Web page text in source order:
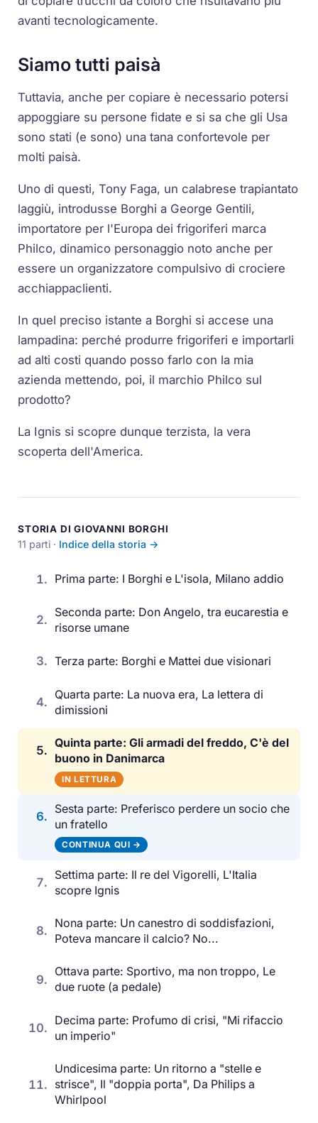
avanti tecnologicamente.
Siamo tutti paisà
Tuttavia, anche per copiare è necessario potersi
appoggiare su persone fidate e si sa che gli Usa
sono stati (e sono) una tana confortevole per
molti paisà.
Uno di questi, Tony Faga, un calabrese trapiantato
laggiù, introdusse Borghi a George Gentili,
importatore per l'Europa dei frigoriferi marca
Philco, dinamico personaggio noto anche per
essere un organizzatore compulsivo di crociere
acchiappaclienti.
In quel preciso istante a Borghi si accese una
lampadina: perché produrre frigoriferi e importarli
ad alti costi quando posso farlo con la mia
azienda mettendo, poi, il marchio Philco sul
prodotto?
La Ignis si scopre dunque terzista, la vera
scoperta dell'America.
STORIA DI GIOVANNI BORGHI
11 parti · Indice della storia →
1. Prima parte: I Borghi e L'isola, Milano addio
2.
Seconda parte: Don Angelo, tra eucarestia e
risorse umane
3. Terza parte: Borghi e Mattei due visionari
4.
Quarta parte: La nuova era, La lettera di
dimissioni
5.
Quinta parte: Gli armadi del freddo, C'è del
buono in Danimarca
IN LETTURA
6.
Sesta parte: Preferisco perdere un socio che
un fratello
CONTINUA QUI →
7.
Settima parte: Il re del Vigorelli, L'Italia
scopre Ignis
8.
Nona parte: Un canestro di soddisfazioni,
Poteva mancare il calcio? No...
9.
Ottava parte: Sportivo, ma non troppo, Le
due ruote (a pedale)
10.
Decima parte: Profumo di crisi, "Mi rifaccio
un imperio"
11.
Undicesima parte: Un ritorno a "stelle e
strisce", Il "doppia porta", Da Philips a
Whirlpool